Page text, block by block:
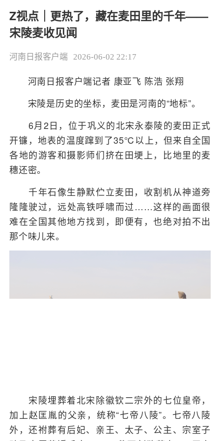
Z视点｜更热了，藏在麦田里的千年——
宋陵麦收见闻
河南日报客户端 2026-06-02 22:17
河南日报客户端记者 康亚飞 陈浩 张翔
宋陵是历史的坐标，麦田是河南的“地标”。
6月2日，位于巩义的北宋永泰陵的麦田正式
开镰，地表的温度蹿到了35℃以上，但来自全国
各地的游客和摄影师们挤在田埂上，比地里的麦
穗还密。
千年石像生静默伫立麦田，收割机从神道旁
隆隆驶过，远处高铁呼啸而过……这样的画面很
难在全国其他地方找到，即便有，也绝对拍不出
那个味儿来。
宋陵埋葬着北宋除徽钦二宗外的七位皇帝，
加上赵匡胤的父亲，统称“七帝八陵”。七帝八陵
外，还祔葬有后妃、亲王、太子、公主、宗室子